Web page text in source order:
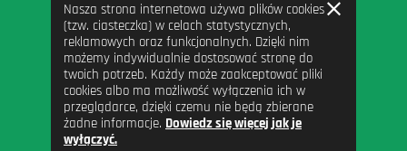
Nasza strona internetowa używa plików cookies
(tzw. ciasteczka) w celach statystycznych,
reklamowych oraz funkcjonalnych. Dzięki nim
możemy indywidualnie dostosować stronę do
twoich potrzeb. Każdy może zaakceptować pliki
cookies albo ma możliwość wyłączenia ich w
przeglądarce, dzięki czemu nie będą zbierane
żadne informacje. Dowiedz się więcej jak je
wyłączyć.